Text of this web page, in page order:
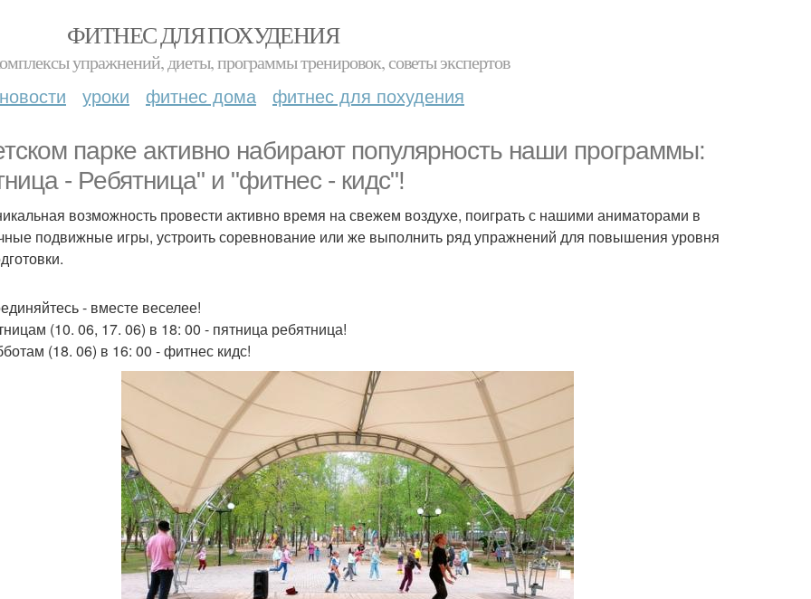
ФИТНЕС ДЛЯ ПОХУДЕНИЯ
упражнений, диеты, программы тренировок, советы экспертов
новости уроки фитнес дома фитнес для похудения
парке активно набирают популярность наши программы:
- Ребятница" и "фитнес - кидс"!
возможность провести активно время на свежем воздухе, поиграть с нашими аниматорами в
подвижные игры, устроить соревнование или же выполнить ряд упражнений для повышения уровня
- вместе веселее!
(10. 06, 17. 06) в 18: 00 - пятница ребятница!
(18. 06) в 16: 00 - фитнес кидс!